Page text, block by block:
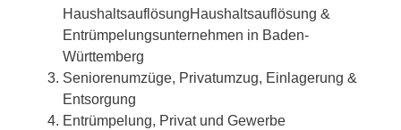
HaushaltsauflösungHaushaltsauflösung &
Entrümpelungsunternehmen in Baden-
Württemberg
Seniorenumzüge, Privatumzug, Einlagerung &
Entsorgung
Entrümpelung, Privat und Gewerbe